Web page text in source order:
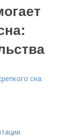
сна: